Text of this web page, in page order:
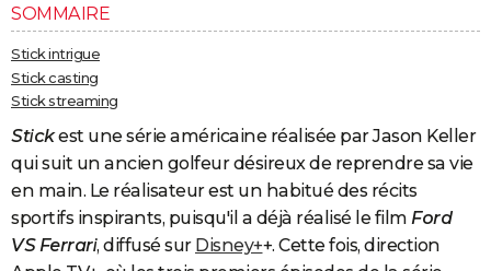
S'inscrire
Se connecter
Lycées
Collèges
Primaires
Universités
Entreprises
Service militaire
Avis de recherche
AVIS DE DÉCÈS
FORUM
Bricolage
Lifestyle
Culture
Sport
Auto
Television
Voyage
Cinema
SOMMAIRE
Stick intrigue
Stick casting
Stick streaming
Stickest une série américaine réalisée par Jason Keller
qui suit un ancien golfeur désireux de reprendre sa vie
en main. Le réalisateur est un habitué des récits
sportifs inspirants, puisqu'il a déjà réalisé le film Ford
VS Ferrari, diffusé sur Disney++. Cette fois, direction